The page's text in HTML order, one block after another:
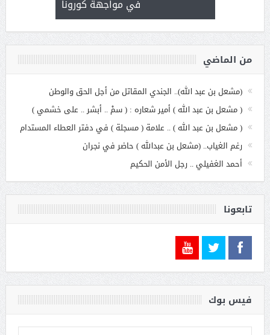
في مواجهة كورونا
من الماضي
(مشعل بن عبد الله).. الجندي المقاتل من أجل الحق والوطن
( مشعل بن عبد الله ) أمير شعاره : ( سمْ .. أبشر .. على خشمي )
( مشعل بن عبد الله ) .. علامة ( مسجلة ) في دفتر العطاء المستدام
رغم الغياب.. (مشعل بن عبدالله ) حاضر في نجران
أحمد الغفيلي .. رجل الأمن الحكيم
تابعونا
فيس بوك